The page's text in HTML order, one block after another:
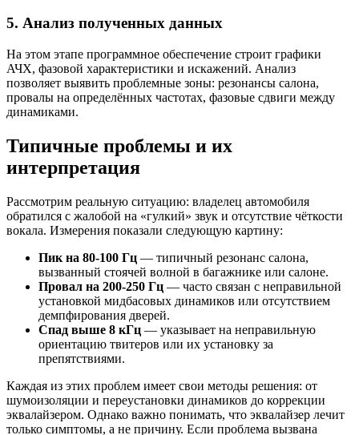
5. Анализ полученных данных
На этом этапе программное обеспечение строит графики
АЧХ, фазовой характеристики и искажений. Анализ
позволяет выявить проблемные зоны: резонансы салона,
провалы на определённых частотах, фазовые сдвиги между
динамиками.
Типичные проблемы и их
интерпретация
Рассмотрим реальную ситуацию: владелец автомобиля
обратился с жалобой на «гулкий» звук и отсутствие чёткости
вокала. Измерения показали следующую картину:
Пик на 80-100 Гц — типичный резонанс салона,
вызванный стоячей волной в багажнике или салоне.
Провал на 200-250 Гц — часто связан с неправильной
установкой мидбасовых динамиков или отсутствием
демпфирования дверей.
Спад выше 8 кГц — указывает на неправильную
ориентацию твитеров или их установку за
препятствиями.
Каждая из этих проблем имеет свои методы решения: от
шумоизоляции и переустановки динамиков до коррекции
эквалайзером. Однако важно понимать, что эквалайзер лечит
только симптомы, а не причину. Если проблема вызвана